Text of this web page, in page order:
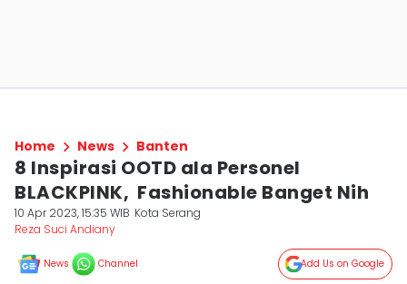
Home News Banten
8 Inspirasi OOTD ala Personel
BLACKPINK, Fashionable Banget Nih
10 Apr 2023, 15:35 WIB Kota Serang
Reza Suci Andiany
News Channel Add Us on Google